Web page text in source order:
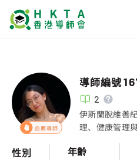
自薦導師
導師編號
2
伊斯蘭脫維善
理、健康管理
性別 年齡